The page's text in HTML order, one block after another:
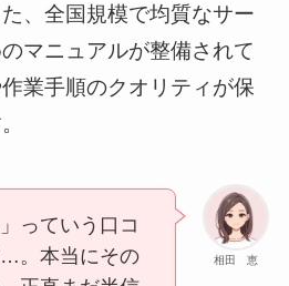
、全国規模で均質なサー
マニュアルが整備されて
業手順のクオリティが保
相田 恵
っていう口コ
。本当にその